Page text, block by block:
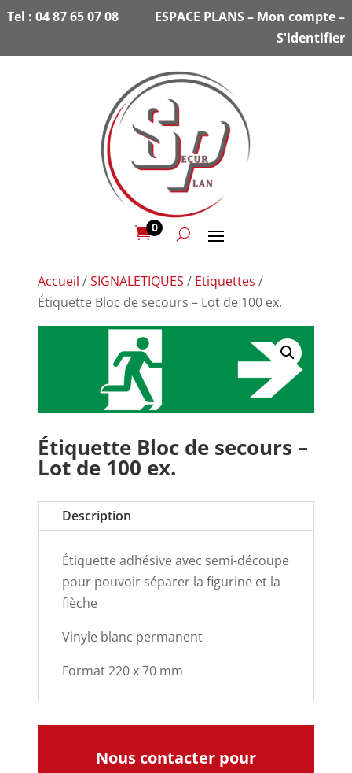
Tel : 04 87 65 07 08 ESPACE PLANS– Mon compte–
S'identifier
0
Accueil /SIGNALETIQUES / Etiquettes /
Étiquette Bloc de secours – Lot de 100 ex.
Étiquette Bloc de secours –
Lot de 100 ex.
Description
Étiquette adhésive avec semi-découpe
pour pouvoir séparer la figurine et la
flèche
Vinyle blanc permanent
Format 220 x 70 mm
Nous contacter pour